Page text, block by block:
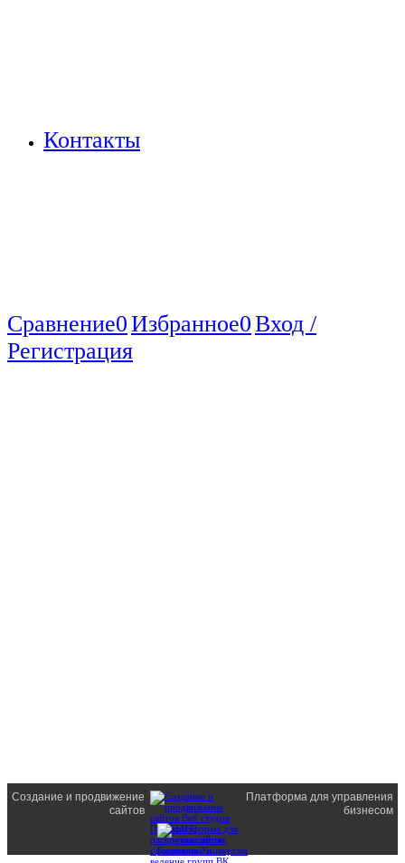
Контакты
Сравнение0Избранное0Вход /
Регистрация
Создание и продвижение
сайтов
Платформа для управления
бизнесом